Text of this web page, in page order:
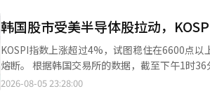
0.49%，而标准普尔500指数和纳斯达克指数则分别下跌
技股大多收跌。SK海力士的美国存托凭证（
谷歌母公司Alphabet（-4.06%）、AMD（-
5%。 Kiwoom证券的研究员韩智英表示：“闪迪的业绩在市场预期下略显疲软，导致盘后交易中跌幅达到
5%。”她指出，“当天国内半导体股可能会出现短期的获利了结。” 她还表示
（3.18%）、三星电子（2.71%）、LG能源解
上涨。 代信证券研究员李京敏表示：“半导体占比较高的KOSPI表现出强劲的上涨势头，期间触发了买入侧卡。在外
国人净买入的推动下，整体行业的买入势头扩散
时，KOSDAQ指数收盘上涨18.87点（2.42%）
1.82%，随后扩大了涨幅。 当天，KOSDAQ市场上，个人净买入3950亿韩元。而外国人和机构则分别净卖出2980亿
韩国股市受美半导体股拉动，
KOSPI指数上涨超过4%，试图稳住在6600点
熔断。 根据韩国交易所的数据，截至下午1时36分，KOSPI指数较前一交易日上涨261.53点（4.11%），报6620.48
点。该指数开盘时较前一交易日上涨244.53点
2026-08-05 23:28:00